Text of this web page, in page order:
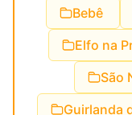
Bebê
Elfo na
São
Guirlanda